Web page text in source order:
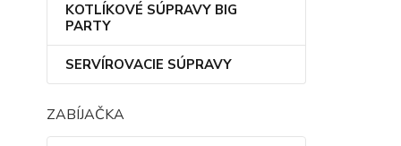
KOTLÍKOVÉ SÚPRAVY BIG
PARTY
SERVÍROVACIE SÚPRAVY
ZABÍJAČKA